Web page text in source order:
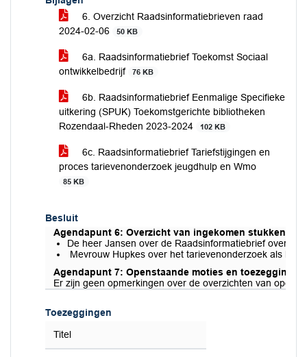
6. Overzicht Raadsinformatiebrieven raad
2024-02-06
50 KB
6a. Raadsinformatiebrief Toekomst Sociaal
ontwikkelbedrijf
76 KB
6b. Raadsinformatiebrief Eenmalige Specifieke
uitkering (SPUK) Toekomstgerichte bibliotheken
Rozendaal-Rheden 2023-2024
102 KB
6c. Raadsinformatiebrief Tariefstijgingen en
proces tarievenonderzoek jeugdhulp en Wmo
85 KB
Besluit
Agendapunt 6: Overzicht van ingekomen stukken en
De heer Jansen over de Raadsinformatiebrief over de
Mevrouw Hupkes over het tarievenonderzoek als
Agendapunt 7: Openstaande moties en toezeggingen
Er zijn geen opmerkingen over de overzichten van
Toezeggingen
Titel